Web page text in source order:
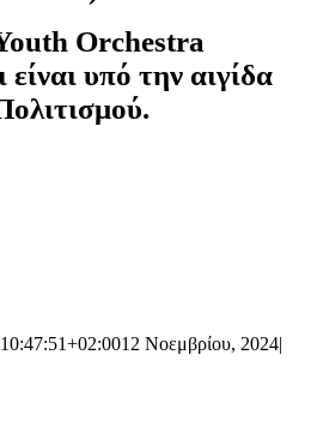
Orchestra
είναι υπό την αιγίδα
12 Νοεμβρίου, 2024|